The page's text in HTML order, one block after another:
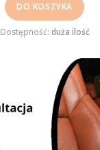
DO KOSZYKA
Dostępność: duża ilość